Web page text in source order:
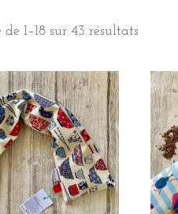
1–18 sur 43 résultatsTrié
récent
au
plus
ancien